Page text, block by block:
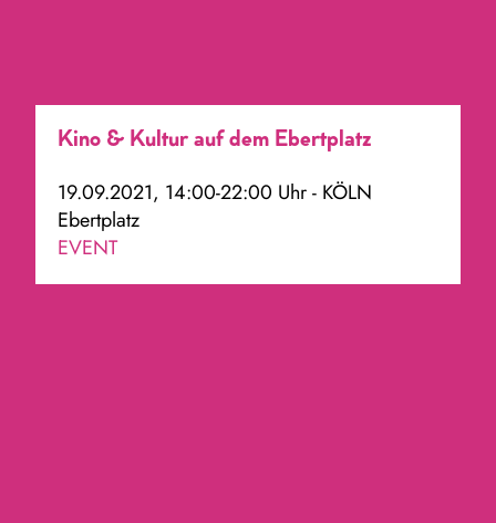
Kino & Kultur auf dem Ebertplatz
19.09.2021, 14:00-22:00 Uhr - KÖLN
Ebertplatz
EVENT